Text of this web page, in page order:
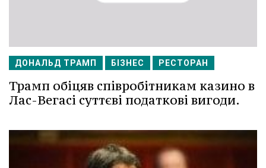
ДОНАЛЬД ТРАМП БІЗНЕС РЕСТОРАН
Трамп обіцяв співробітникам казино в
Лас-Вегасі суттєві податкові вигоди.